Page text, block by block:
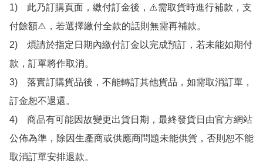
1)　此乃訂購頁面，繳付訂金後，⚠️需取貨時進行補款，支
付餘額⚠️，若選擇繳付全款的話則無需再補款。
2)　煩請於指定日期內繳付訂金以完成預訂，若未能如期付
款，訂單將作取消。
3)　落實訂購貨品後，不能轉訂其他貨品，如需取消訂單，
訂金恕不退還。
4)　商品有可能因故變更出貨日期，最終發貨日由官方網站
公佈為準，除因生產商或供應商問題未能供貨，否則恕不能
取消訂單安排退款。